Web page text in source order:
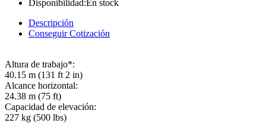
Disponibilidad:En stock
Descripción
Conseguir Cotización
Altura de trabajo*:
40.15 m (131 ft 2 in)
Alcance horizontal:
24.38 m (75 ft)
Capacidad de elevación:
227 kg (500 lbs)